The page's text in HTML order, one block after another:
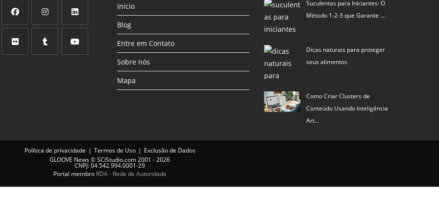
Abre
uma
Abre
uma
Abre
em
uma
Início
Blog
Entre em Contato
Sobre nós
Mapa
Suculentas para Iniciantes: O
Método 1-2-3 que Garante …
Dicas naturais para proteger
seus alimentos
Como Criar Clusters de
Conteúdo Usando Inteligência
Art…
Política de privacidade Termos de Uso
Exclusão de Dados
GLOOVE News©SCIStudio.com2001 - 2026
CNPJ: 04.542.994.0001-29
Portal membro RDA - Rede de Autoridade